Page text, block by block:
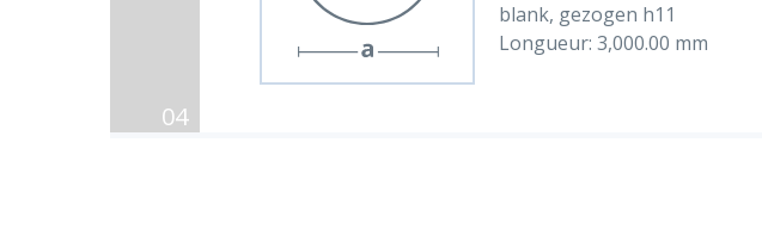
04
blank, gezogen h11
Longueur: 3,000.00 mm